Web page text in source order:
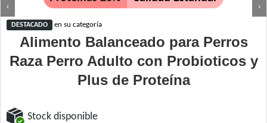
‹ ›
DESTACADO en su categoría
Alimento Balanceado para Perros
Raza Perro Adulto con Probioticos y
Plus de Proteína
Stock disponible